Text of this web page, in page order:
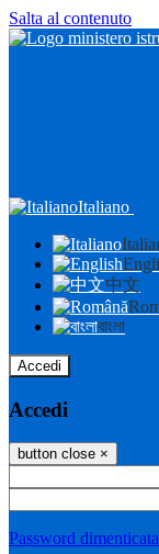
Salta al contenuto
Italiano
中文
বাংলা
Accedi
Accedi
button close ×
Password